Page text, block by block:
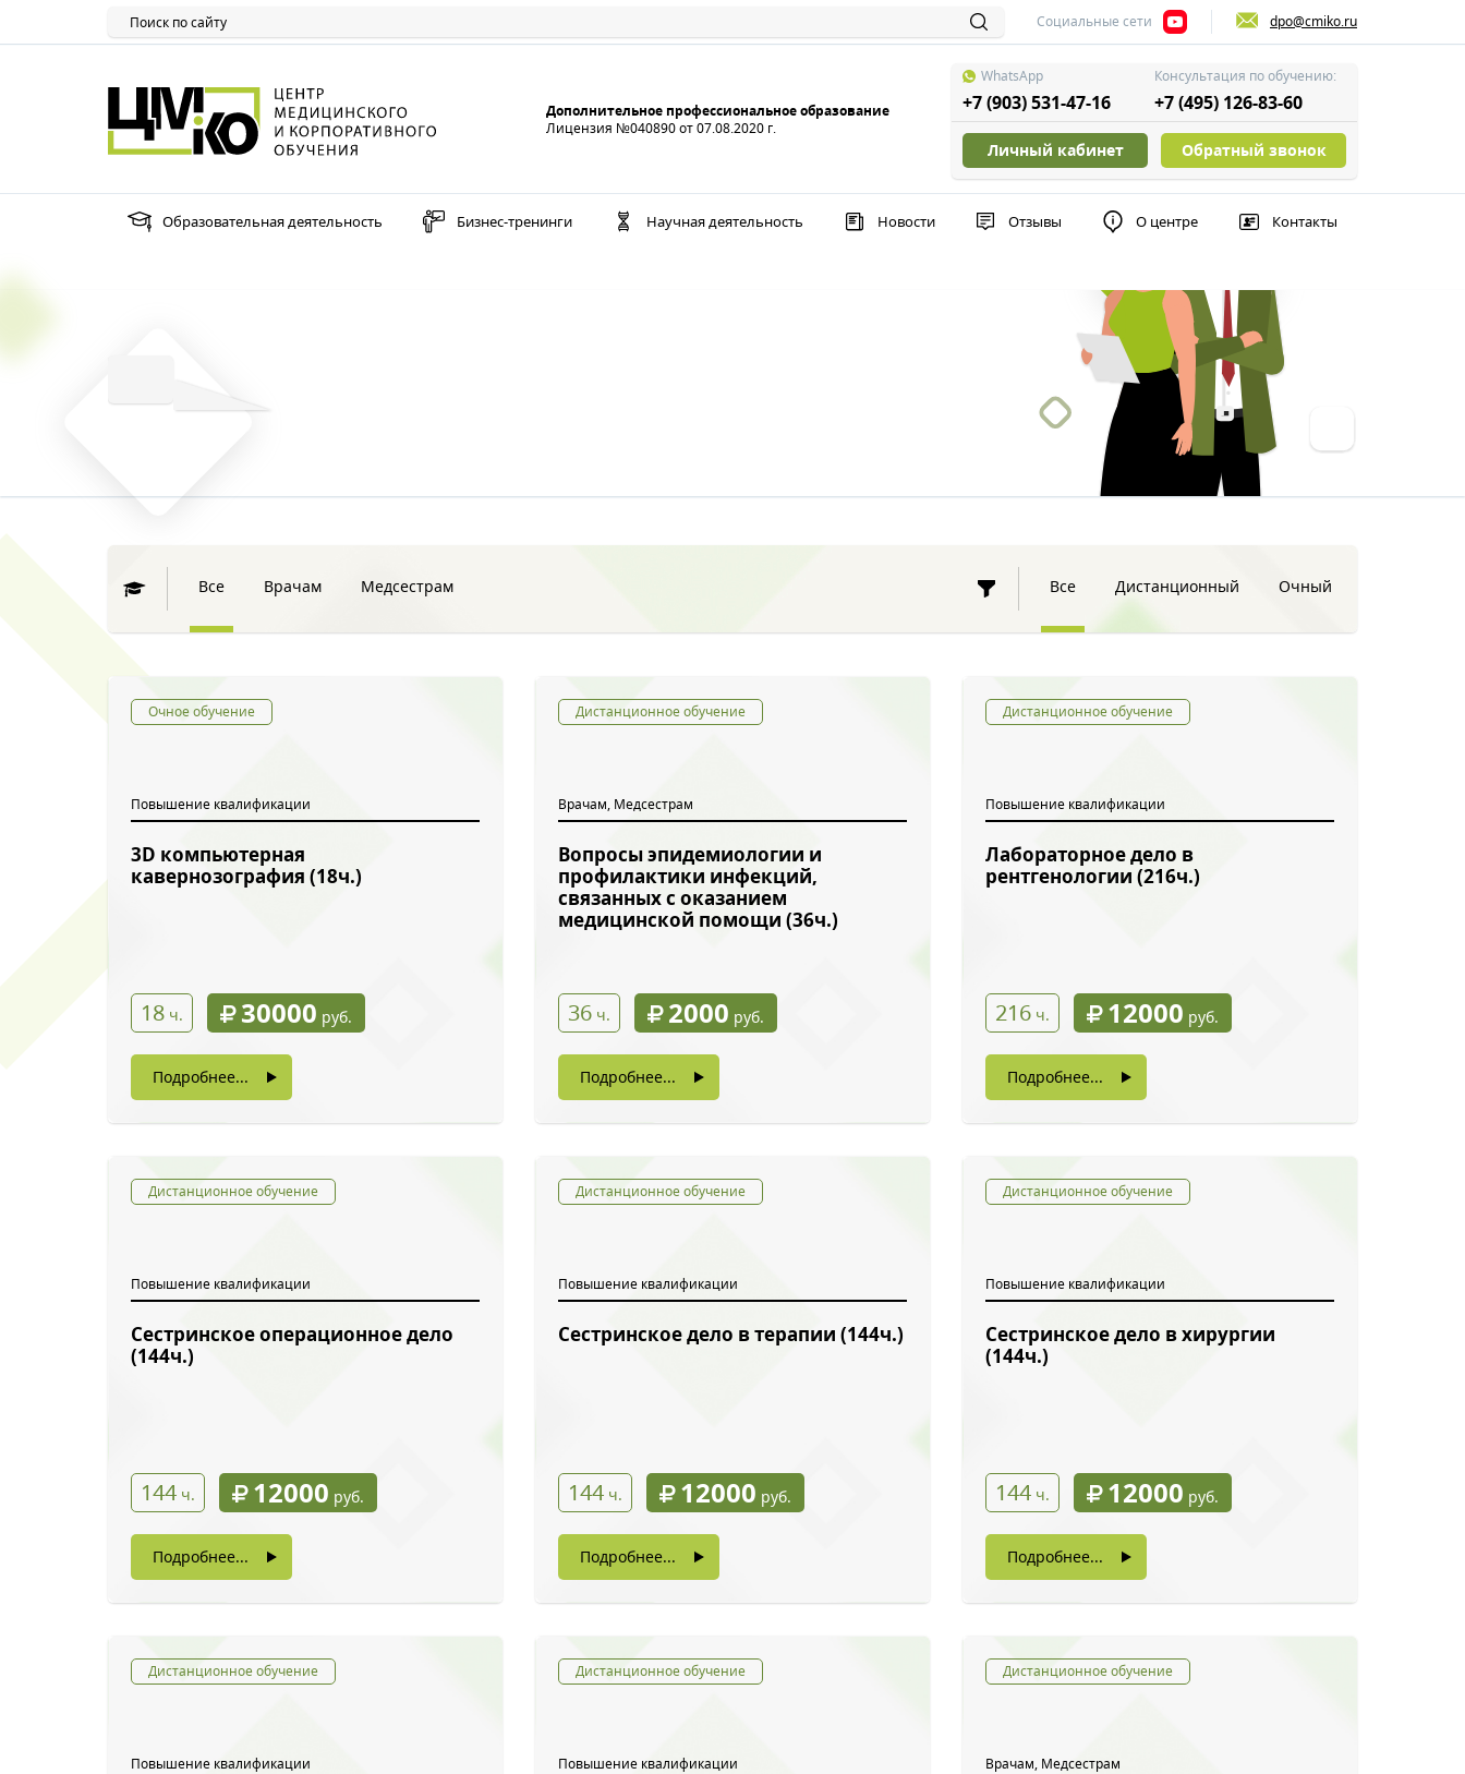
Социальные сети dpo@cmiko.ru
Дополнительное профессиональное образование
Лицензия №040890 от 07.08.2020 г.
WhatsApp
+7 (903) 531-47-16
Консультация по обучению:
+7 (495) 126-83-60
Личный кабинет Обратный звонок
Образовательная деятельность Бизнес-тренинги Научная деятельность Новости Отзывы О центре Контакты
Все Врачам Медсестрам Все Дистанционный Очный
Очное обучение
Повышение квалификации
3D компьютерная
кавернозография (18ч.)
18 ч. 30000 руб.
Подробнее...
Дистанционное обучение
Врачам, Медсестрам
Вопросы эпидемиологии и
профилактики инфекций,
связанных с оказанием
медицинской помощи (36ч.)
36 ч. 2000 руб.
Подробнее...
Дистанционное обучение
Повышение квалификации
Лабораторное дело в
рентгенологии (216ч.)
216 ч. 12000 руб.
Подробнее...
Дистанционное обучение
Повышение квалификации
Сестринское операционное дело
(144ч.)
144 ч. 12000 руб.
Подробнее...
Дистанционное обучение
Повышение квалификации
Сестринское дело в терапии (144ч.)
144 ч. 12000 руб.
Подробнее...
Дистанционное обучение
Повышение квалификации
Сестринское дело в хирургии
(144ч.)
144 ч. 12000 руб.
Подробнее...
Дистанционное обучение
Повышение квалификации
Дистанционное обучение
Повышение квалификации
Дистанционное обучение
Врачам, Медсестрам